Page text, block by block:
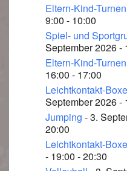
Eltern-Kind-Turnen
9:00 - 10:00
Spiel- und
September 2026 -
Eltern-Kind-Turnen
16:00 - 17:00
Leichtkontakt-
September 2026 -
Jumping - 3.
20:00
Leichtkontakt-
- 19:00 - 20:30